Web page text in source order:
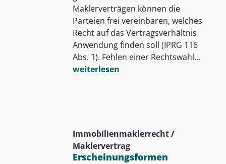
Maklerverträgen können die
Parteien frei vereinbaren, welches
Recht auf das Vertragsverhältnis
Anwendung finden soll (IPRG 116
Abs. 1). Fehlen einer Rechtswahl...
weiterlesen
Immobilienmaklerrecht /
Maklervertrag
Erscheinungsformen